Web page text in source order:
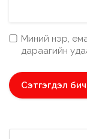
Миний нэр,
дараагийн